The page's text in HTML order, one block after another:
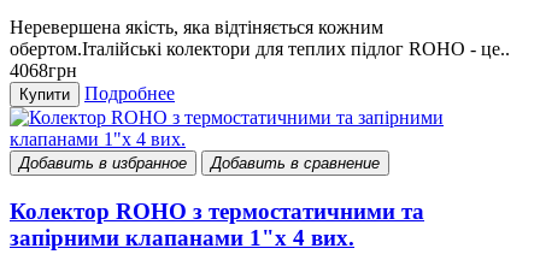
Неревершена якість, яка відтіняється кожним
обертом.Італійські колектори для теплих підлог ROHO - це..
4068грн
Купити Подробнее
Добавить в избранное Добавить в сравнение
Колектор ROHO з термостатичними та
запірними клапанами 1"х 4 вих.